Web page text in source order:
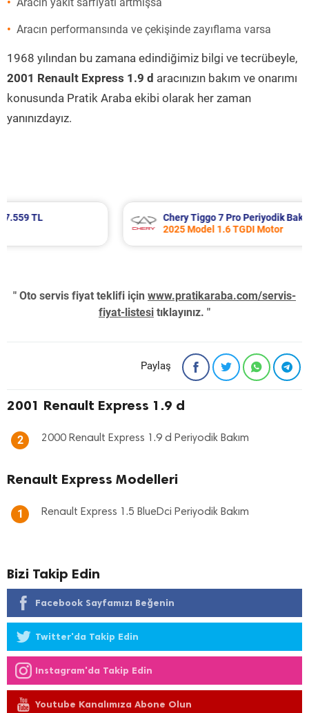
Aracın performansında ve çekişinde zayıflama varsa
1968 yılından bu zamana edindiğimiz bilgi ve tecrübeyle,
2001 Renault Express 1.9 d aracınızın bakım ve onarımı
konusunda Pratik Araba ekibi olarak her zaman
yanınızdayız.
Chery Tiggo 7 Pro Periyodik Bakım 8.331 TL
2025 Model 1.6 TGDI Motor
" Oto servis fiyat teklifi için www.pratikaraba.com/servis-
fiyat-listesi tıklayınız. "
Paylaş
2001 Renault Express 1.9 d
2 2000 Renault Express 1.9 d Periyodik Bakım
Renault Express Modelleri
1 Renault Express 1.5 BlueDci Periyodik Bakım
Bizi Takip Edin
Facebook Sayfamızı Beğenin
Twitter'da Takip Edin
Instagram'da Takip Edin
Youtube Kanalımıza Abone Olun